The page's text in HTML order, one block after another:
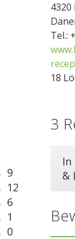
4320
Tel.:
18
9
12
6
1
0
3
&